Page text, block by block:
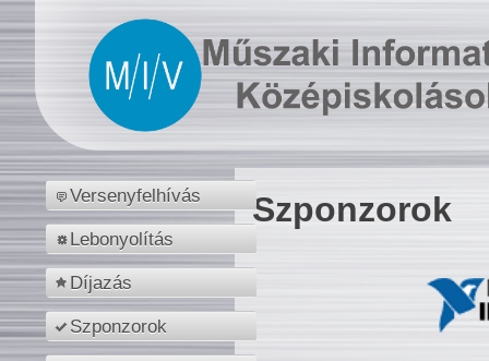
Versenyfelhívás
Lebonyolítás
Díjazás
Szponzorok
Szponzorok